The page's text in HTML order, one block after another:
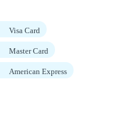
Visa Card
Master Card
American Express